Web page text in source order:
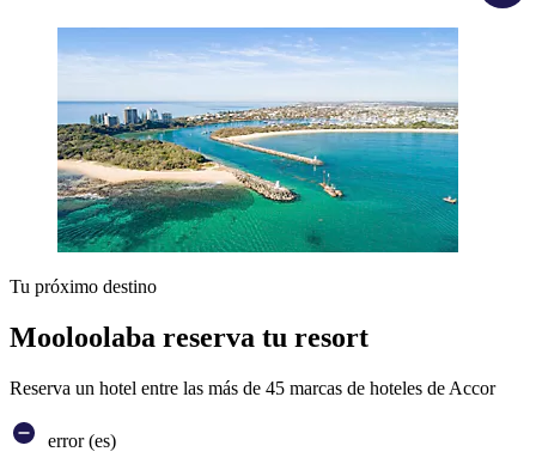
Tu próximo destino
Mooloolaba reserva tu resort
Reserva un hotel entre las más de 45 marcas de hoteles de Accor
error (es)